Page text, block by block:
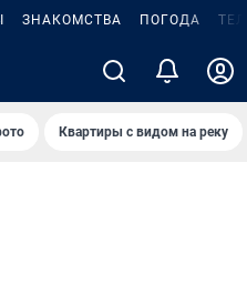
ЗНАКОМСТВА ПОГОДА
Квартиры с видом на реку